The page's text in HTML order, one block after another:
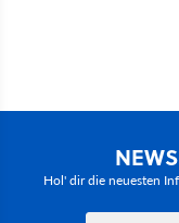
Hol' dir die neuesten